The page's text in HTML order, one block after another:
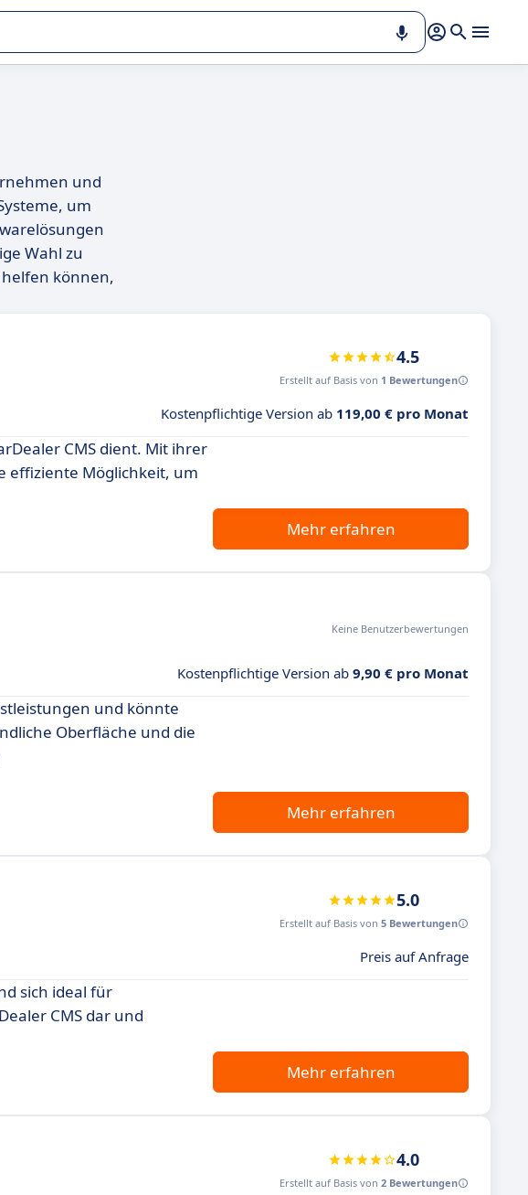
und
um
Wahl zu
können,
4.5
Erstellt auf Basis von 1 Bewertungen
Kostenpflichtige Version ab 119,00 € pro Monat
CMS dient. Mit ihrer
effiziente Möglichkeit, um
Mehr erfahren
Keine Benutzerbewertungen
Kostenpflichtige Version ab 9,90 € pro Monat
und könnte
Oberfläche und die
Mehr erfahren
5.0
Erstellt auf Basis von 5 Bewertungen
Preis auf Anfrage
sich ideal für
CMS dar und
Mehr erfahren
4.0
Erstellt auf Basis von 2 Bewertungen